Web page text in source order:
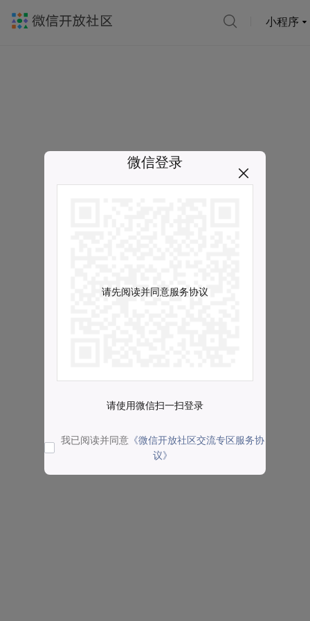
小程序
微信登录
请先阅读并同意服务协议
请使用微信扫一扫登录
我已阅读并同意 《微信开放社区交流专区服务协
议》